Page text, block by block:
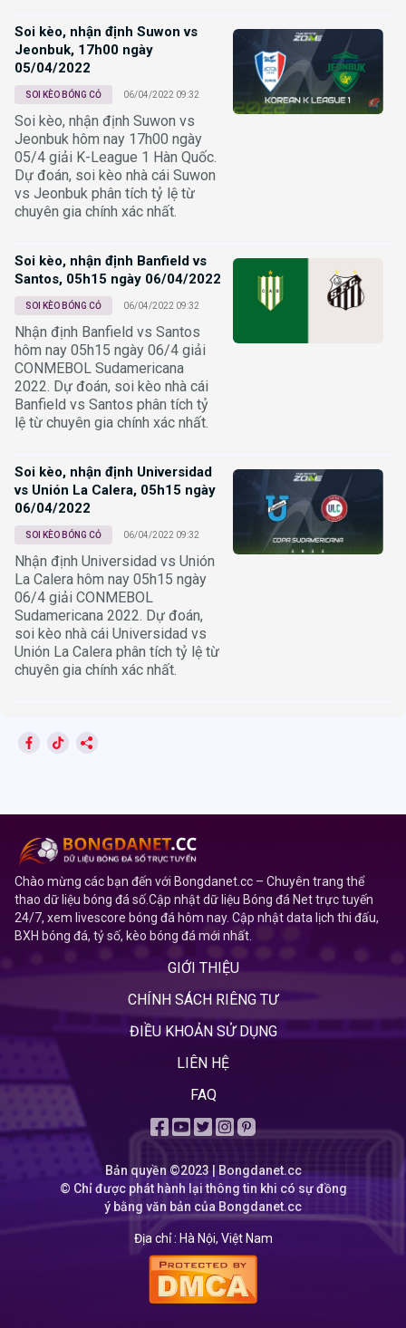
Soi kèo, nhận định Suwon vs
Jeonbuk, 17h00 ngày
05/04/2022
SOI KÈO BÓNG CỎ 06/04/2022 09:32
Soi kèo, nhận định Suwon vs
Jeonbuk hôm nay 17h00 ngày
05/4 giải K-League 1 Hàn Quốc.
Dự đoán, soi kèo nhà cái Suwon
vs Jeonbuk phân tích tỷ lệ từ
chuyên gia chính xác nhất.
Soi kèo, nhận định Banfield vs
Santos, 05h15 ngày 06/04/2022
SOI KÈO BÓNG CỎ 06/04/2022 09:32
Nhận định Banfield vs Santos
hôm nay 05h15 ngày 06/4 giải
CONMEBOL Sudamericana
2022. Dự đoán, soi kèo nhà cái
Banfield vs Santos phân tích tỷ
lệ từ chuyên gia chính xác nhất.
Soi kèo, nhận định Universidad
vs Unión La Calera, 05h15 ngày
06/04/2022
SOI KÈO BÓNG CỎ 06/04/2022 09:32
Nhận định Universidad vs Unión
La Calera hôm nay 05h15 ngày
06/4 giải CONMEBOL
Sudamericana 2022. Dự đoán,
soi kèo nhà cái Universidad vs
Unión La Calera phân tích tỷ lệ từ
chuyên gia chính xác nhất.
Chào mừng các bạn đến với Bongdanet.cc – Chuyên trang thể
thao dữ liệu bóng đá số.Cập nhật dữ liệu Bóng đá Net trực tuyến
24/7, xem livescore bóng đá hôm nay. Cập nhật data lịch thi đấu,
BXH bóng đá, tỷ số, kèo bóng đá mới nhất.
GIỚI THIỆU
CHÍNH SÁCH RIÊNG TƯ
ĐIỀU KHOẢN SỬ DỤNG
LIÊN HỆ
FAQ
Bản quyền ©2023 | Bongdanet.cc
© Chỉ được phát hành lại thông tin khi có sự đồng
ý bằng văn bản của Bongdanet.cc
Địa chỉ : Hà Nội, Việt Nam